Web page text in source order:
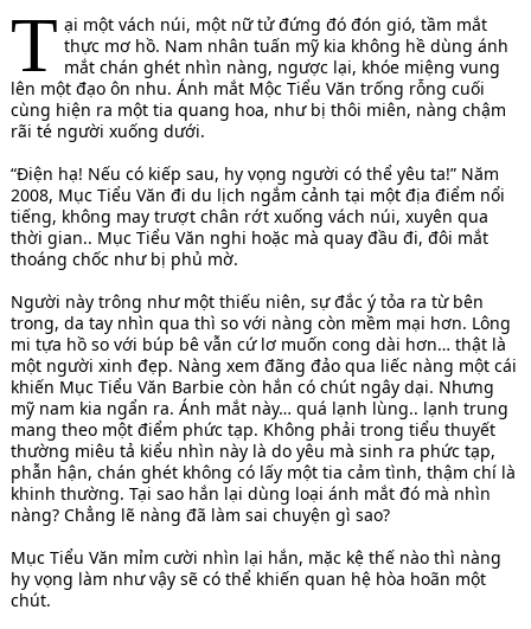
T ại một vách núi, một nữ tử đứng đó đón gió, tầm mắt
thực mơ hồ. Nam nhân tuấn mỹ kia không hề dùng ánh
mắt chán ghét nhìn nàng, ngược lại, khóe miệng vung
lên một đạo ôn nhu. Ánh mắt Mộc Tiểu Văn trống rỗng cuối
cùng hiện ra một tia quang hoa, như bị thôi miên, nàng chậm
rãi té người xuống dưới.
“Điện hạ! Nếu có kiếp sau, hy vọng người có thể yêu ta!” Năm
2008, Mục Tiểu Văn đi du lịch ngắm cảnh tại một địa điểm nổi
tiếng, không may trượt chân rớt xuống vách núi, xuyên qua
thời gian.. Mục Tiểu Văn nghi hoặc mà quay đầu đi, đôi mắt
thoáng chốc như bị phủ mờ.
Người này trông như một thiếu niên, sự đắc ý tỏa ra từ bên
trong, da tay nhìn qua thì so với nàng còn mềm mại hơn. Lông
mi tựa hồ so với búp bê vẫn cứ lơ muốn cong dài hơn… thật là
một người xinh đẹp. Nàng xem đãng đảo qua liếc nàng một cái
khiến Mục Tiểu Văn Barbie còn hắn có chút ngây dại. Nhưng
mỹ nam kia ngẩn ra. Ánh mắt này… quá lạnh lùng.. lạnh trung
mang theo một điểm phức tạp. Không phải trong tiểu thuyết
thường miêu tả kiểu nhìn này là do yêu mà sinh ra phức tạp,
phẫn hận, chán ghét không có lấy một tia cảm tình, thậm chí là
khinh thường. Tại sao hắn lại dùng loại ánh mắt đó mà nhìn
nàng? Chẳng lẽ nàng đã làm sai chuyện gì sao?
Mục Tiểu Văn mỉm cười nhìn lại hắn, mặc kệ thế nào thì nàng
hy vọng làm như vậy sẽ có thể khiến quan hệ hòa hoãn một
chút.